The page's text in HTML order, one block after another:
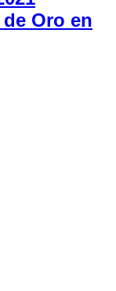
Oro en